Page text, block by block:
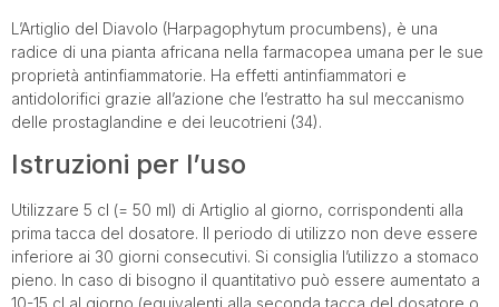
L’Artiglio del Diavolo (Harpagophytum procumbens), è una
radice di una pianta africana nella farmacopea umana per le sue
proprietà antinfiammatorie. Ha effetti antinfiammatori e
antidolorifici grazie all’azione che l’estratto ha sul meccanismo
delle prostaglandine e dei leucotrieni (34).
Istruzioni per l’uso
Utilizzare 5 cl (= 50 ml) di Artiglio al giorno, corrispondenti alla
prima tacca del dosatore. Il periodo di utilizzo non deve essere
inferiore ai 30 giorni consecutivi. Si consiglia l’utilizzo a stomaco
pieno. In caso di bisogno il quantitativo può essere aumentato a